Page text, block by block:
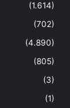
(1.614)
(702)
(4.890)
(805)
(3)
(1)